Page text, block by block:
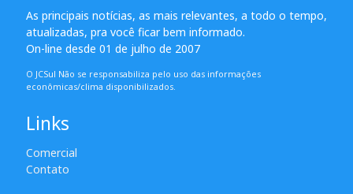
As principais notícias, as mais relevantes, a todo o tempo,
atualizadas, pra você ficar bem informado.
On-line desde 01 de julho de 2007
O JCSul Não se responsabiliza pelo uso das informações
econômicas/clima disponibilizados.
Links
Comercial
Contato